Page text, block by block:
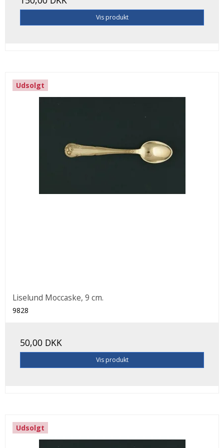
Vis produkt
Udsolgt
Liselund Moccaske, 9 cm.
9828
50,00 DKK
Vis produkt
Udsolgt